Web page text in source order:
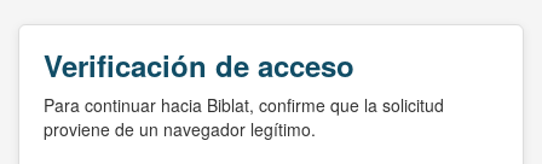
Verificación de acceso
Para continuar hacia Biblat, confirme que la solicitud
proviene de un navegador legítimo.